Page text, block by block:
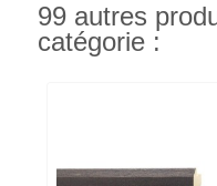
99 autres
catégorie :